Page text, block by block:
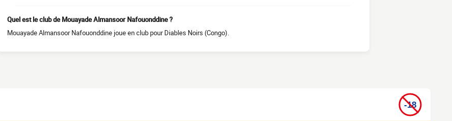
Quel est le club de Mouayade Almansoor Nafouonddine ?
Mouayade Almansoor Nafouonddine joue en club pour Diables Noirs (Congo).